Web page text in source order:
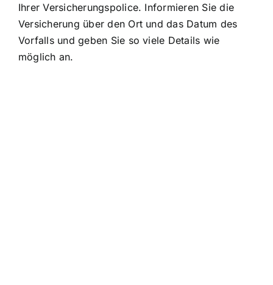
Ihrer Versicherungspolice. Informieren Sie die
Versicherung über den Ort und das Datum des
Vorfalls und geben Sie so viele Details wie
möglich an.